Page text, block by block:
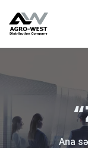
Ana